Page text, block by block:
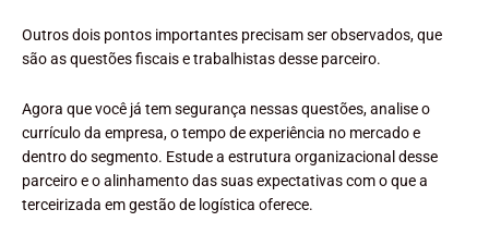
Outros dois pontos importantes precisam ser observados, que
são as questões fiscais e trabalhistas desse parceiro.
Agora que você já tem segurança nessas questões, analise o
currículo da empresa, o tempo de experiência no mercado e
dentro do segmento. Estude a estrutura organizacional desse
parceiro e o alinhamento das suas expectativas com o que a
terceirizada em gestão de logística oferece.